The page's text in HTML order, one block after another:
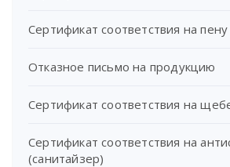
Сертификат соответствия на
Отказное письмо на продукцию
Сертификат соответствия на
Сертификат соответствия на
(санитайзер)